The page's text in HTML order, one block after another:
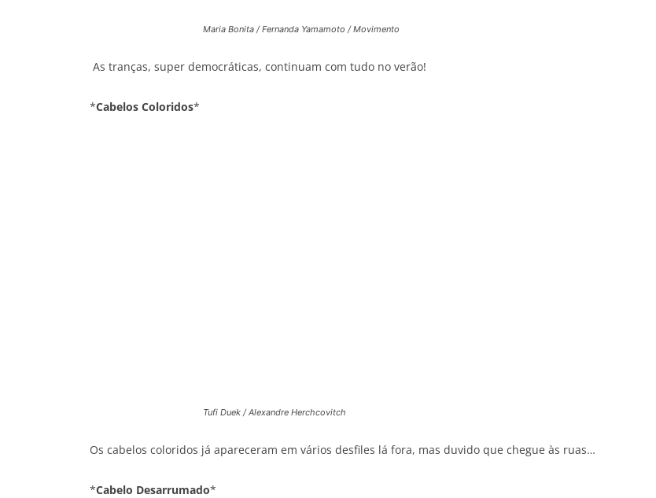
Maria Bonita / Fernanda Yamamoto / Movimento
As tranças, super democráticas, continuam com tudo no verão!
*Cabelos Coloridos*
Tufi Duek / Alexandre Herchcovitch
Os cabelos coloridos já apareceram em vários desfiles lá fora, mas duvido que chegue às ruas…
*Cabelo Desarrumado*